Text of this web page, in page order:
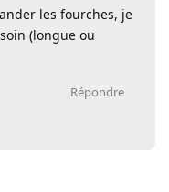
les fourches, je
(longue ou
Répondre